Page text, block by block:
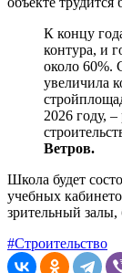
К концу
контура, и
около 60%.
увеличила
2026 году, –
Ветров.
Школа будет
учебных
зрительный
#Строительство